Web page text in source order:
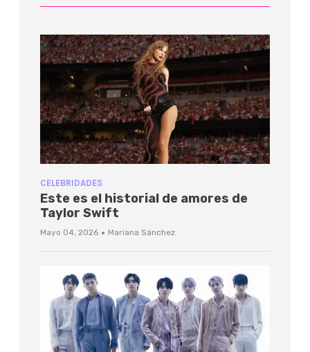
CELEBRIDADES
Este es el historial de amores de
Taylor Swift
Mayo 04, 2026 · Mariana Sánchez